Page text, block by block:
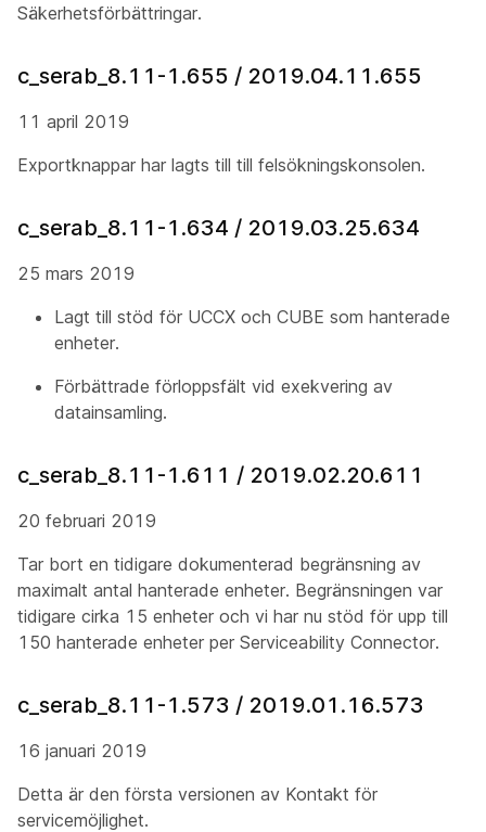
Säkerhetsförbättringar.
c_serab_8.11-1.655 / 2019.04.11.655
11 april 2019
Exportknappar har lagts till till felsökningskonsolen.
c_serab_8.11-1.634 / 2019.03.25.634
25 mars 2019
Lagt till stöd för UCCX och CUBE som hanterade
enheter.
Förbättrade förloppsfält vid exekvering av
datainsamling.
c_serab_8.11-1.611 / 2019.02.20.611
20 februari 2019
Tar bort en tidigare dokumenterad begränsning av
maximalt antal hanterade enheter. Begränsningen var
tidigare cirka 15 enheter och vi har nu stöd för upp till
150 hanterade enheter per Serviceability Connector.
c_serab_8.11-1.573 / 2019.01.16.573
16 januari 2019
Detta är den första versionen av Kontakt för
servicemöjlighet.